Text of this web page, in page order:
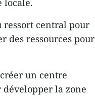
locale.
ressort central pour
des ressources pour
un centre
la zone